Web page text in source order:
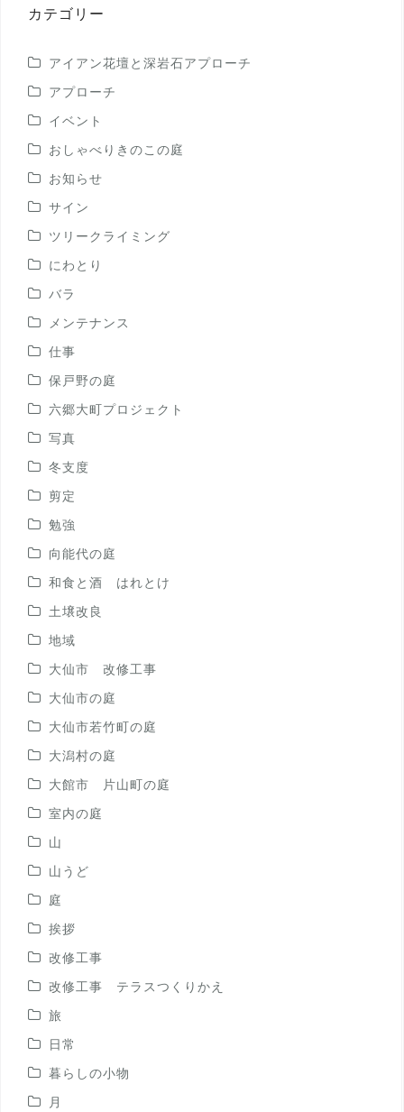
稿
カテゴリー
アイアン花壇と深岩石アプローチ
アプローチ
イベント
おしゃべりきのこの庭
お知らせ
サイン
ツリークライミング
にわとり
バラ
メンテナンス
仕事
保戸野の庭
六郷大町プロジェクト
写真
冬支度
剪定
勉強
向能代の庭
和食と酒 はれとけ
土壌改良
地域
大仙市 改修工事
大仙市の庭
大仙市若竹町の庭
大潟村の庭
大館市 片山町の庭
室内の庭
山
山うど
庭
挨拶
改修工事
改修工事 テラスつくりかえ
旅
日常
暮らしの小物
月